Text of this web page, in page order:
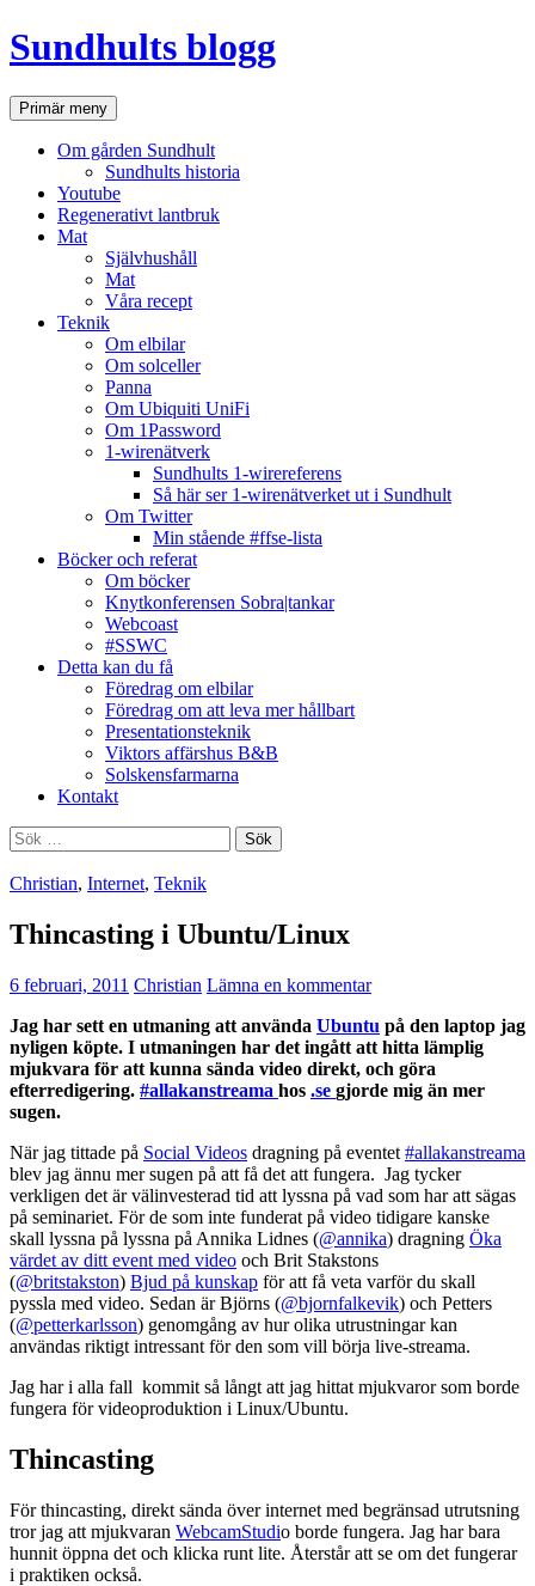
Hoppa
till
Sundhults blogg
SökPrimär meny
Om gården Sundhult
Sundhults historia
Youtube
Regenerativt lantbruk
Mat
Självhushåll
Mat
Våra recept
Teknik
Om elbilar
Om solceller
Panna
Om Ubiquiti UniFi
Om 1Password
1-wirenätverk
Sundhults 1-wirereferens
Så här ser 1-wirenätverket ut i Sundhult
Om Twitter
Min stående #ffse-lista
Böcker och referat
Om böcker
Knytkonferensen Sobra|tankar
Webcoast
#SSWC
Detta kan du få
Föredrag om elbilar
Föredrag om att leva mer hållbart
Presentationsteknik
Viktors affärshus B&B
Solskensfarmarna
Kontakt
Sök
efter:
Christian, Internet, Teknik
Thincasting i Ubuntu/Linux
6 februari, 2011 Christian Lämna en kommentar
Jag har sett en utmaning att använda Ubuntu på den laptop jag
nyligen köpte. I utmaningen har det ingått att hitta lämplig
mjukvara för att kunna sända video direkt, och göra
efterredigering. #allakanstreama hos .se gjorde mig än mer
sugen.
När jag tittade på Social Videos dragning på eventet #allakanstreama
blev jag ännu mer sugen på att få det att fungera. Jag tycker
verkligen det är välinvesterad tid att lyssna på vad som har att sägas
på seminariet. För de som inte funderat på video tidigare kanske
skall lyssna på lyssna på Annika Lidnes (@annika) dragning Öka
värdet av ditt event med video och Brit Stakstons
(@britstakston) Bjud på kunskap för att få veta varför du skall
pyssla med video. Sedan är Björns (@bjornfalkevik) och Petters
(@petterkarlsson) genomgång av hur olika utrustningar kan
användas riktigt intressant för den som vill börja live-streama.
Jag har i alla fall kommit så långt att jag hittat mjukvaror som borde
fungera för videoproduktion i Linux/Ubuntu.
Thincasting
För thincasting, direkt sända över internet med begränsad utrutsning
tror jag att mjukvaran WebcamStudio borde fungera. Jag har bara
hunnit öppna det och klicka runt lite. Återstår att se om det fungerar
i praktiken också.